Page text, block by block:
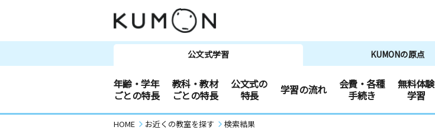
公文式学習 KUMONの原点
年齢・学年
ごとの特長
教科・教材
ごとの特長
公文式の
特長
学習の流れ
会費・各種
手続き
無料体験
学習
HOME お近くの教室を探す 検索結果